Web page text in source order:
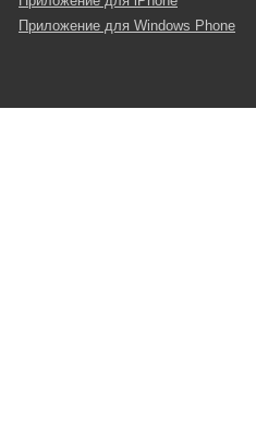
Приложение для Windows Phone